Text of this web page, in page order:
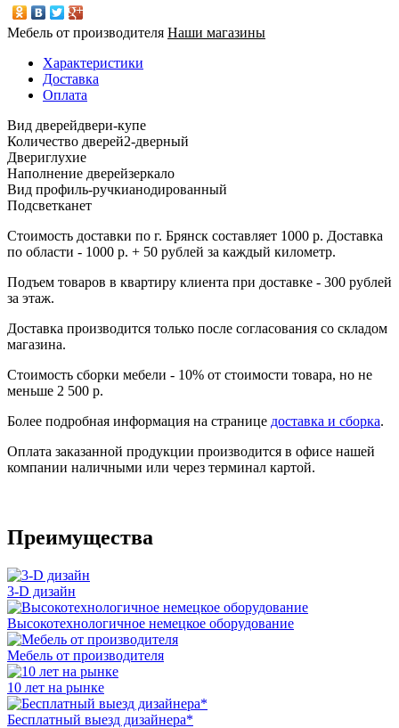
Мебель от производителя Наши магазины
Характеристики
Доставка
Оплата
Вид дверейдвери-купе
Количество дверей2-дверный
Двериглухие
Наполнение дверейзеркало
Вид профиль-ручкианодированный
Подсветканет
Стоимость доставки по г. Брянск составляет 1000 р. Доставка
по области - 1000 р. + 50 рублей за каждый километр.
Подъем товаров в квартиру клиента при доставке - 300 рублей
за этаж.
Доставка производится только после согласования со складом
магазина.
Стоимость сборки мебели - 10% от стоимости товара, но не
меньше 2 500 р.
Более подробная информация на странице доставка и сборка.
Оплата заказанной продукции производится в офисе нашей
компании наличными или через терминал картой.
Преимущества
3-D дизайн
Высокотехнологичное немецкое оборудование
Мебель от производителя
10 лет на рынке
Бесплатный выезд дизайнера*